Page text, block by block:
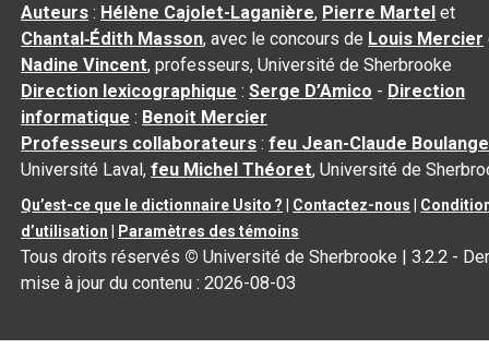
Auteurs : Hélène Cajolet-Laganière, Pierre Martel et
Chantal‑Édith Masson, avec le concours de Louis Mercier
Nadine Vincent, professeurs, Université de Sherbrooke
Direction lexicographique :Serge D’Amico - Direction
informatique : Benoit Mercier
Professeurs collaborateurs :feu Jean-Claude
Université Laval,feu Michel Théoret, Université de
Qu’est-ce que le dictionnaire Usito ? Contactez-nous
d’utilisation
Paramètres des témoins
Tous droits réservés © Université de Sherbrooke |3.2.2 -
mise à jour du contenu :2026-08-03